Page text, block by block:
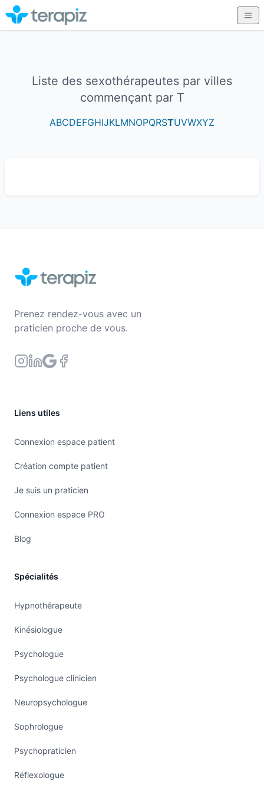
Liste des sexothérapeutes par villes
commençant par T
ABCDEFGHIJKLMNOPQRSTUVWXYZ
Prenez rendez-vous avec un
praticien proche de vous.
Liens utiles
Connexion espace patient
Création compte patient
Je suis un praticien
Connexion espace PRO
Blog
Spécialités
Hypnothérapeute
Kinésiologue
Psychologue
Psychologue clinicien
Neuropsychologue
Sophrologue
Psychopraticien
Réflexologue